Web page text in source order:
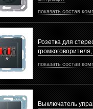
показать состав
Розетка для
показать состав
Выключатель